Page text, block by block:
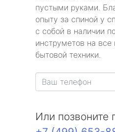
пустыми руками.
опыту за спиной у
с собой в наличии
инструметов на
бытовой техники.
Или позвоните